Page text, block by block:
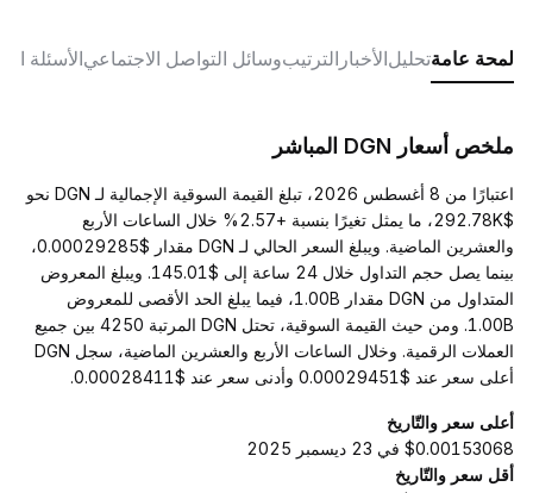
لمحة عامةتحليلالأخبار الترتيبوسائل التواصل الاجتماعيالأسئلة
ملخص أسعار DGN المباشر
اعتبارًا من 8 أغسطس 2026، تبلغ القيمة السوقية الإجمالية لـ DGN نحو
$292.78K، ما يمثل تغيرًا بنسبة +2.57% خلال الساعات الأربع
والعشرين الماضية. ويبلغ السعر الحالي لـ DGN مقدار $0.00029285،
بينما يصل حجم التداول خلال 24 ساعة إلى $145.01. ويبلغ المعروض
المتداول من DGN مقدار 1.00B، فيما يبلغ الحد الأقصى للمعروض
1.00B. ومن حيث القيمة السوقية، تحتل DGN المرتبة 4250 بين جميع
العملات الرقمية. وخلال الساعات الأربع والعشرين الماضية، سجل DGN
أعلى سعر عند $0.00029451 وأدنى سعر عند $0.00028411.
أعلى سعر والتّاريخ
$0.00153068 في 23 ديسمبر 2025
أقل سعر والتّاريخ